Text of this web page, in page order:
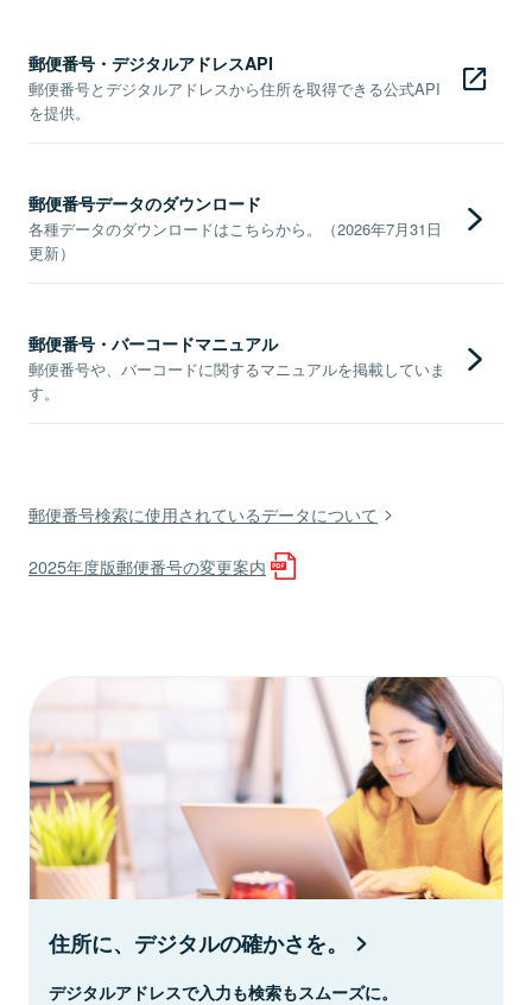
郵便番号・デジタルアドレスAPI
郵便番号とデジタルアドレスから住所を取得できる公式API
を提供。
郵便番号データのダウンロード
各種データのダウンロードはこちらから。（2026年7月31日
更新）
郵便番号・バーコードマニュアル
郵便番号や、バーコードに関するマニュアルを掲載していま
す。
郵便番号検索に使用されているデータについて
2025年度版郵便番号の変更案内
住所に、デジタルの確かさを。
デジタルアドレスで入力も検索もスムーズに。